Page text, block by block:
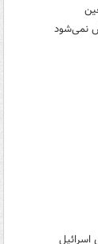
نمی‌شود